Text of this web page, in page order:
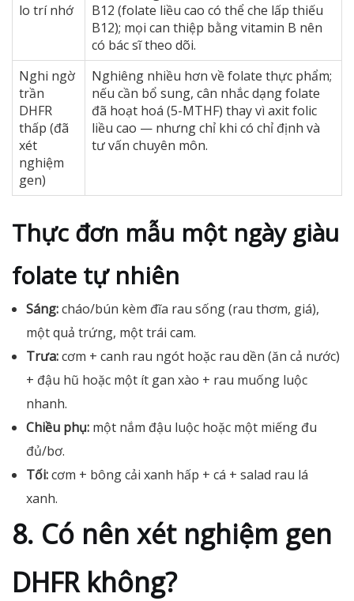
lo trí nhớ
B12 (folate liều cao có thể che lấp thiếu
B12); mọi can thiệp bằng vitamin B nên
có bác sĩ theo dõi.
Nghi ngờ
trần
DHFR
thấp (đã
xét
nghiệm
gen)
Nghiêng nhiều hơn về folate thực phẩm;
nếu cần bổ sung, cân nhắc dạng folate
đã hoạt hoá (5-MTHF) thay vì axit folic
liều cao — nhưng chỉ khi có chỉ định và
tư vấn chuyên môn.
Thực đơn mẫu một ngày giàu
folate tự nhiên
Sáng:cháo/bún kèm đĩa rau sống (rau thơm, giá),
một quả trứng, một trái cam.
Trưa:cơm + canh rau ngót hoặc rau dền (ăn cả nước)
+ đậu hũ hoặc một ít gan xào + rau muống luộc
nhanh.
Chiều phụ: một nắm đậu luộc hoặc một miếng đu
đủ/bơ.
Tối:cơm + bông cải xanh hấp + cá + salad rau lá
xanh.
8. Có nên xét nghiệm gen
DHFR không?